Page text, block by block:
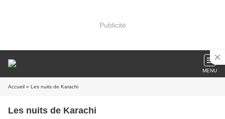
Publicité
MENU
Accueil » Les nuits de Karachi
Les nuits de Karachi